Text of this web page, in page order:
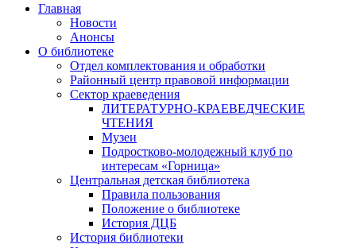
Главная
Новости
Анонсы
О библиотеке
Отдел комплектования и обработки
Районный центр правовой информации
Сектор краеведения
ЛИТЕРАТУРНО-КРАЕВЕДЧЕСКИЕ
ЧТЕНИЯ
Музеи
Подростково-молодежный клуб по
интересам «Горница»
Центральная детская библиотека
Правила пользования
Положение о библиотеке
История ДЦБ
История библиотеки